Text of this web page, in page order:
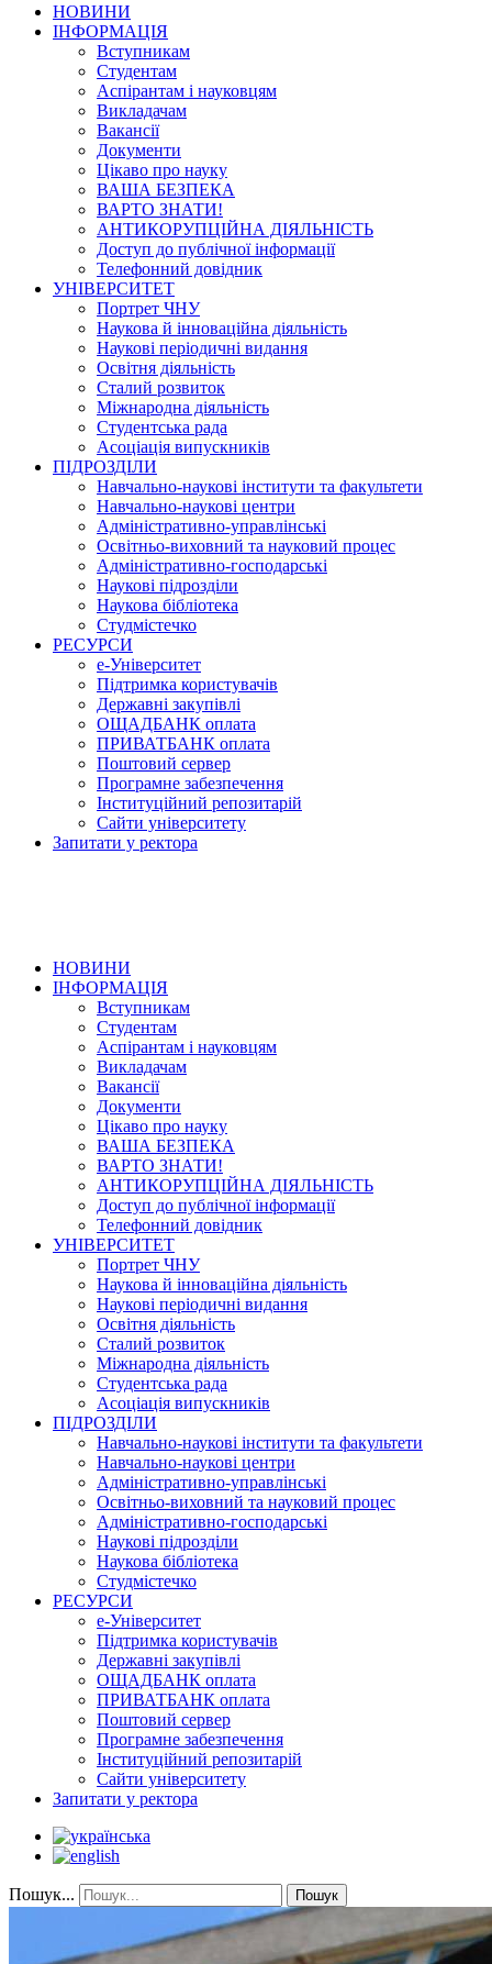
НОВИНИ
ІНФОРМАЦІЯ
Вступникам
Студентам
Аспірантам і науковцям
Викладачам
Вакансії
Документи
Цікаво про науку
ВАША БЕЗПЕКА
ВАРТО ЗНАТИ!
АНТИКОРУПЦІЙНА ДІЯЛЬНІСТЬ
Доступ до публічної інформації
Телефонний довідник
УНІВЕРСИТЕТ
Портрет ЧНУ
Наукова й інноваційна діяльність
Наукові періодичні видання
Освітня діяльність
Сталий розвиток
Міжнародна діяльність
Студентська рада
Асоціація випускників
ПІДРОЗДІЛИ
Навчально-наукові інститути та факультети
Навчально-наукові центри
Адміністративно-управлінські
Освітньо-виховний та науковий процес
Адміністративно-господарські
Наукові підрозділи
Наукова бібліотека
Студмістечко
РЕСУРСИ
е-Університет
Підтримка користувачів
Державні закупівлі
ОЩАДБАНК оплата
ПРИВАТБАНК оплата
Поштовий сервер
Програмне забезпечення
Інституційний репозитарій
Сайти університету
Запитати у ректора
НОВИНИ
ІНФОРМАЦІЯ
Вступникам
Студентам
Аспірантам і науковцям
Викладачам
Вакансії
Документи
Цікаво про науку
ВАША БЕЗПЕКА
ВАРТО ЗНАТИ!
АНТИКОРУПЦІЙНА ДІЯЛЬНІСТЬ
Доступ до публічної інформації
Телефонний довідник
УНІВЕРСИТЕТ
Портрет ЧНУ
Наукова й інноваційна діяльність
Наукові періодичні видання
Освітня діяльність
Сталий розвиток
Міжнародна діяльність
Студентська рада
Асоціація випускників
ПІДРОЗДІЛИ
Навчально-наукові інститути та факультети
Навчально-наукові центри
Адміністративно-управлінські
Освітньо-виховний та науковий процес
Адміністративно-господарські
Наукові підрозділи
Наукова бібліотека
Студмістечко
РЕСУРСИ
е-Університет
Підтримка користувачів
Державні закупівлі
ОЩАДБАНК оплата
ПРИВАТБАНК оплата
Поштовий сервер
Програмне забезпечення
Інституційний репозитарій
Сайти університету
Запитати у ректора
Пошук... Пошук